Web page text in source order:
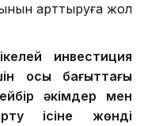
арттыруға жол
инвестиция
осы бағыттағы
әкімдер мен
ісіне жөнді